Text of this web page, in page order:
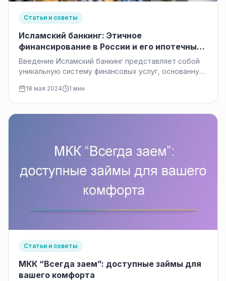
Статьи и советы
Исламский банкинг: Этичное
финансирование в России и его ипотечные
продукты
Введение Исламский банкинг представляет собой
уникальную систему финансовых услуг, основанную
отличие…
18 мая 2024 1 мин
Статьи и советы
МКК “Всегда заем”: доступные займы для
вашего комфорта